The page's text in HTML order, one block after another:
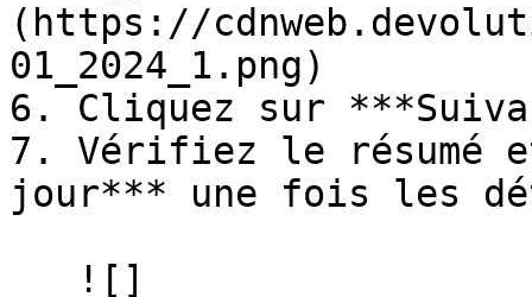
(https://
01_2024_1.png)
6. Cliquez sur
7. Vérifiez le résumé
jour*** une fois les